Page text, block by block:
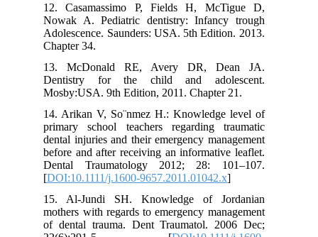
12. Casamassimo P, Fields H, McTigue D,
Nowak A. Pediatric dentistry: Infancy trough
Adolescence. Saunders: USA. 5th Edition. 2013.
Chapter 34.
13. McDonald RE, Avery DR, Dean JA.
Dentistry for the child and adolescent.
Mosby:USA. 9th Edition, 2011. Chapter 21.
14. Arikan V, So¨nmez H.: Knowledge level of
primary school teachers regarding traumatic
dental injuries and their emergency management
before and after receiving an informative leaflet.
Dental Traumatology 2012; 28: 101–107.
[DOI:10.1111/j.1600-9657.2011.01042.x
15. Al-Jundi SH. Knowledge of Jordanian
mothers with regards to emergency management
of dental trauma. Dent Traumatol. 2006 Dec;